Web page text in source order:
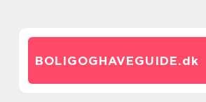
BOLIGOGHAVEGUIDE.dk